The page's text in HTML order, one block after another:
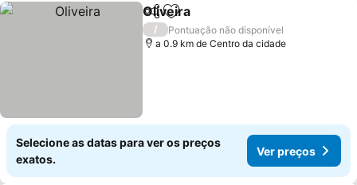
PartilharAdicionar aos favoritos
Oliveira
/
Pontuação não disponível
a 0.9 km de Centro da cidade
Selecione as datas para ver os preços
exatos.
Ver preços